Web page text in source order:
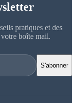
pratiques et des
boîte mail.
S'abonner